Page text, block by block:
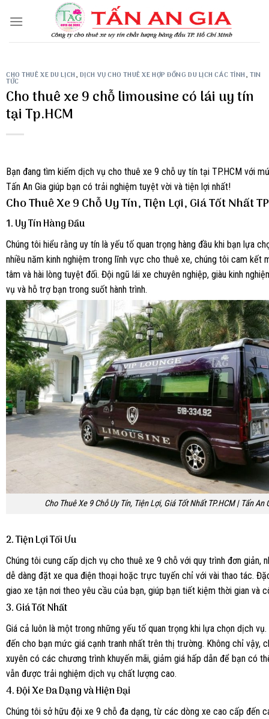
CHO THUÊ XE DU LỊCH, DỊCH VỤ CHO THUÊ XE HỢP ĐỒNG DU LỊCH CÁC TỈNH,TIN
TỨC
Cho thuê xe 9 chỗ limousine có lái uy tín
tại Tp.HCM
Bạn đang tìm kiếm dịch vụ cho thuê xe 9 chỗ uy tín tại TP.HCM với
Tấn An Gia giúp bạn có trải nghiệm tuyệt vời và tiện lợi nhất!
Cho Thuê Xe 9 Chỗ Uy Tín, Tiện Lợi, Giá Tốt Nhất
1.Uy Tín Hàng Đầu
Chúng tôi hiểu rằng uy tín là yếu tố quan trọng hàng đầu khi bạn lựa
nhiều năm kinh nghiệm trong lĩnh vực cho thuê xe, chúng tôi cam kết
tâm và hài lòng tuyệt đối. Đội ngũ lái xe chuyên nghiệp, giàu kinh
vụ và hỗ trợ bạn trong suốt hành trình.
Cho Thuê Xe 9 Chỗ Uy Tín, Tiện Lợi, Giá Tốt Nhất TP.HCM | Tấn An
2.Tiện Lợi Tối Ưu
Chúng tôi cung cấp dịch vụ cho thuê xe 9 chỗ với quy trình đơn giản,
dễ dàng đặt xe qua điện thoại hoặc trực tuyến chỉ với vài thao tác.
giao xe tận nơi theo yêu cầu của bạn, giúp bạn tiết kiệm thời gian và
3.Giá Tốt Nhất
Giá cả luôn là một trong những yếu tố quan trọng khi lựa chọn dịch
đến cho bạn mức giá cạnh tranh nhất trên thị trường. Không chỉ vậy,
xuyên có các chương trình khuyến mãi, giảm giá hấp dẫn để bạn có
vẫn được trải nghiệm dịch vụ chất lượng cao.
4.Đội Xe Đa Dạng và Hiện Đại
Chúng tôi sở hữu đội xe 9 chỗ đa dạng, từ các dòng xe cao cấp đến